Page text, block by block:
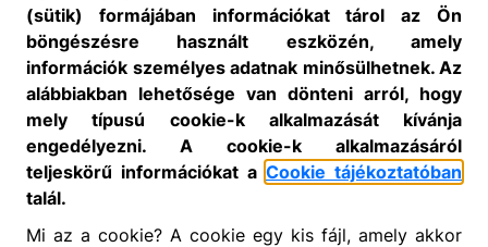
(sütik) formájában információkat tárol az Ön
böngészésre használt eszközén, amely
információk személyes adatnak minősülhetnek. Az
alábbiakban lehetősége van dönteni arról, hogy
mely típusú cookie-k alkalmazását kívánja
engedélyezni. A cookie-k alkalmazásáról
teljeskörű információkat a Cookie tájékoztatóban
talál.
Mi az a cookie? A cookie egy kis fájl, amely akkor